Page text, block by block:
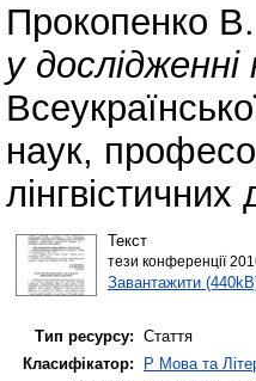
Прокопенко
у
наук,
Текст
тези конференції
Завантажити
Тип ресурсу: Стаття
Класифікатор:
P Мова та